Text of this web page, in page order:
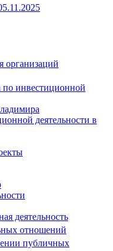
организаций
по инвестиционной
деятельности в
деятельность
отношений
публичных